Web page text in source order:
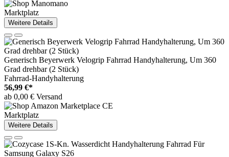
Marktplatz
Weitere Details
Generisch Beyerwerk Velogrip Fahrrad Handyhalterung, Um 360
Grad drehbar (2 Stück)
Fahrrad-Handyhalterung
56,99 €*
ab 0,00 € Versand
Marktplatz
Weitere Details